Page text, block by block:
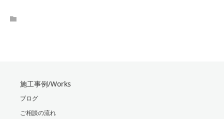
施工事例/Works
ブログ
ご相談の流れ